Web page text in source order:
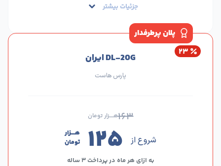
جزئیات بیشتر
۲۳
پلان پرطرفدار
DL-20G ایران
پارس هاست
۱۶۳هــــزار تومان
شروع از ۱۲۵
هــــزار
تومان
به ازای هر ماه در پرداخت ۳ ساله